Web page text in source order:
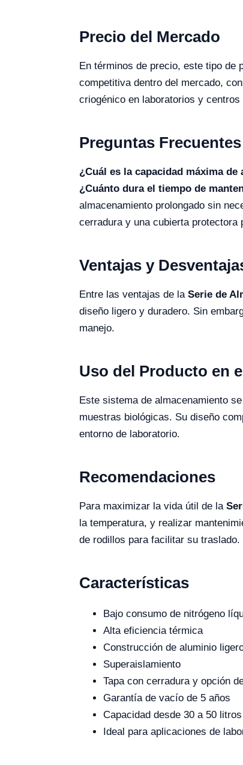
Precio del Mercado
En términos de precio, este tipo de
competitiva dentro del mercado,
criogénico en laboratorios y
Preguntas Frecuentes
¿Cuál es la capacidad máxima de
¿Cuánto dura el tiempo de
almacenamiento prolongado sin
cerradura y una cubierta protectora
Ventajas y
Entre las ventajas de la Serie de
diseño ligero y duradero. Sin
manejo.
Uso del Producto en
Este sistema de almacenamiento
muestras biológicas. Su diseño
entorno de laboratorio.
Recomendaciones
Para maximizar la vida útil de la
la temperatura, y realizar
de rodillos para facilitar su traslado.
Características
Bajo consumo de nitrógeno
Alta eficiencia térmica
Construcción de aluminio
Superaislamiento
Tapa con cerradura y opción
Garantía de vacío de 5 años
Capacidad desde 30 a 50 litros
Ideal para aplicaciones de